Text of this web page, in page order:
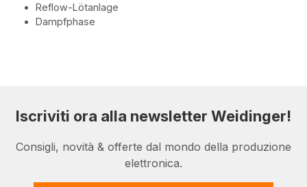
Reflow-Lötanlage
Dampfphase
Iscriviti ora alla newsletter Weidinger!
Consigli, novità & offerte dal mondo della produzione
elettronica.